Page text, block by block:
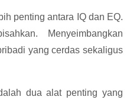
penting antara IQ dan EQ.
Menyeimbangkan
yang cerdas sekaligus
dua alat penting yang